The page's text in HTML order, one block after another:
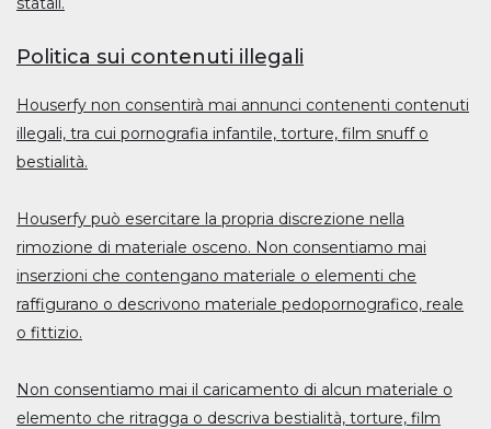
Politica sui contenuti illegali
Houserfy non consentirà mai annunci contenenti contenuti
illegali, tra cui pornografia infantile, torture, film snuff o
bestialità.
Houserfy può esercitare la propria discrezione nella
rimozione di materiale osceno. Non consentiamo mai
inserzioni che contengano materiale o elementi che
raffigurano o descrivono materiale pedopornografico, reale
o fittizio.
Non consentiamo mai il caricamento di alcun materiale o
elemento che ritragga o descriva bestialità, torture, film